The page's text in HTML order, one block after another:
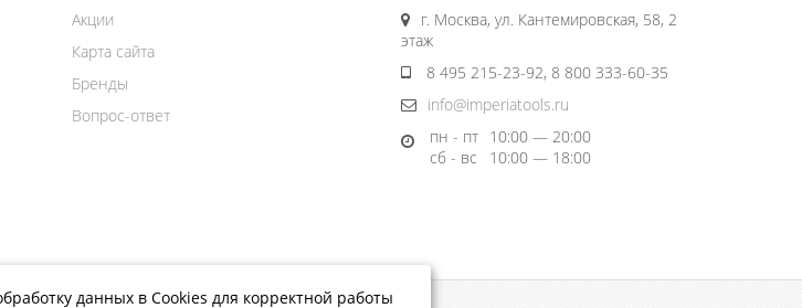
Акции
Карта сайта
Бренды
Вопрос-ответ
г. Москва, ул. Кантемировская, 58, 2
этаж
8 495 215-23-92, 8 800 333-60-35
info@imperiatools.ru
пн - пт
10:00 — 20:00
сб - вс
10:00 — 18:00
данных в Cookies для корректной работы